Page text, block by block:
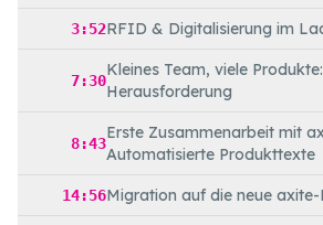
3:52RFID & Digitalisierung im
7:30
Kleines Team, viele
Herausforderung
8:43
Erste Zusammenarbeit mit
Automatisierte Produkttexte
14:56Migration auf die neue